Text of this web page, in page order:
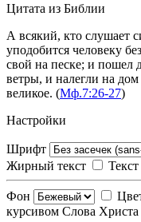
Цитата из Библии
А всякий, кто слушает
уподобится человеку
свой на песке; и пошел
ветры, и налегли на
великое. (Мф.7:26-27)
Настройки
Шрифт
Жирный текст
Фон
курсивом Слова Христа